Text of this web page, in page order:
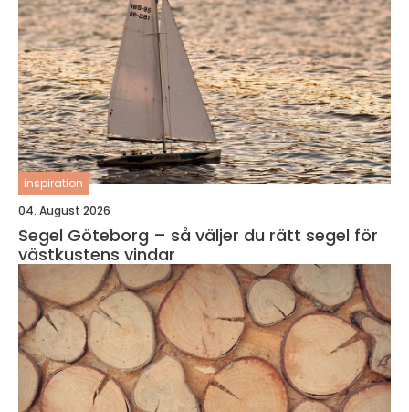
inspiration
04. August 2026
Segel Göteborg – så väljer du rätt segel för
västkustens vindar